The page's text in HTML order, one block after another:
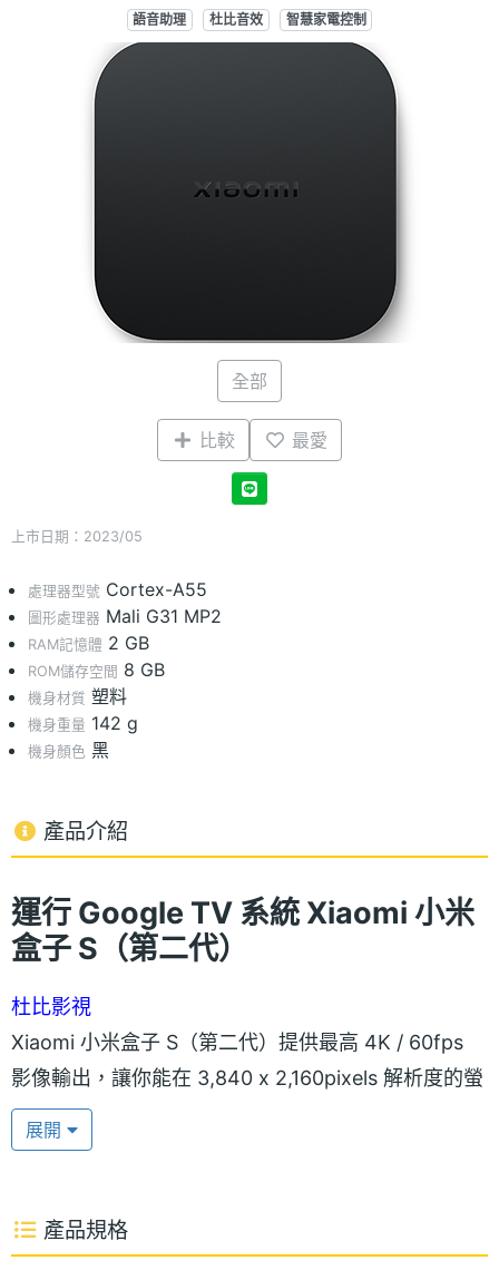
語音助理 杜比音效 智慧家電控制
全部
比較 最愛
上市日期：2023/05
處理器型號 Cortex-A55
圖形處理器 Mali G31 MP2
RAM記憶體 2 GB
ROM儲存空間 8 GB
機身材質 塑料
機身重量 142 g
機身顏色 黑
產品介紹
運行 Google TV 系統 Xiaomi 小米
盒子 S（第二代）
杜比影視
Xiaomi 小米盒子 S（第二代）提供最高 4K / 60fps
影像輸出，讓你能在 3,840 x 2,160pixels 解析度的螢
幕上暢看影片；支援 HDR10+、 Dolby Vision ，帶來
更豐富、生動的畫面色彩；並導入 Dolby Atoms 和
Chromecast 投影功能
展開
產品規格